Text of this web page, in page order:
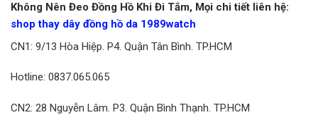
Không Nên Đeo Đồng Hồ Khi Đi Tắm, Mọi chi tiết liên hệ:
shop thay dây đồng hồ da 1989watch
CN1: 9/13 Hòa Hiệp. P4. Quận Tân Bình. TP.HCM
Hotline: 0837.065.065
CN2: 28 Nguyễn Lâm. P3. Quận Bình Thạnh. TP.HCM